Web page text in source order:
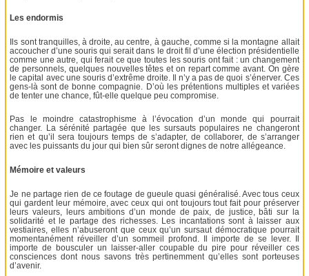
Les endormis
Ils sont tranquilles, à droite, au centre, à gauche, comme si la montagne allait
accoucher d’une souris qui serait dans le droit fil d’une élection présidentielle
comme une autre, qui ferait ce que toutes les souris ont fait : un changement
de personnels, quelques nouvelles têtes et on repart comme avant. On gère
le capital avec une souris d’extrême droite. Il n’y a pas de quoi s’énerver. Ces
gens-là sont de bonne compagnie. D’où les prétentions multiples et variées
de tenter une chance, fût-elle quelque peu compromise.
Pas le moindre catastrophisme à l’évocation d’un monde qui pourrait
changer. La sérénité partagée que les sursauts populaires ne changeront
rien et qu’il sera toujours temps de s’adapter, de collaborer, de s’arranger
avec les puissants du jour qui bien sûr seront dignes de notre allégeance.
Mémoire et valeurs
Je ne partage rien de ce foutage de gueule quasi généralisé. Avec tous ceux
qui gardent leur mémoire, avec ceux qui ont toujours tout fait pour préserver
leurs valeurs, leurs ambitions d’un monde de paix, de justice, bâti sur la
solidarité et le partage des richesses. Les incantations sont à laisser aux
vestiaires, elles n’abuseront que ceux qu’un sursaut démocratique pourrait
momentanément réveiller d’un sommeil profond. Il importe de se lever. Il
importe de bousculer un laisser-aller coupable du pire pour réveiller ces
consciences dont nous savons très pertinemment qu’elles sont porteuses
d’avenir.